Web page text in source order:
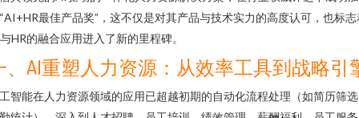
最佳产品奖”，这不仅是对其产品与技术实力的高度认可，也标志
HR的融合应用进入了新的里程碑。
、AI重塑人力资源：从效率工具到战略引
智能在人力资源领域的应用已超越初期的自动化流程处理（如简历筛